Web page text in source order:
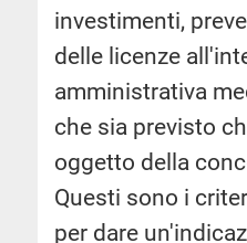
investimenti,
delle licenze
amministrativa
che sia previsto
oggetto della
Questi sono i
per dare